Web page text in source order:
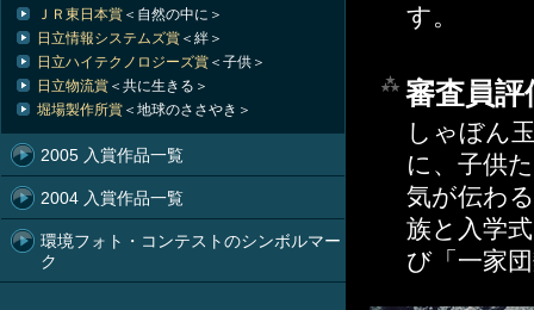
す。
審査員評
しゃぼん
に、子供
気が伝わ
族と入学
び「一家
ＪＲ東日本賞 ＜自然の中に＞
日立情報システムズ賞 ＜絆＞
日立ハイテクノロジーズ賞 ＜子供＞
日立物流賞 ＜共に生きる＞
堀場製作所賞 ＜地球のささやき＞
2005 入賞作品一覧
2004 入賞作品一覧
環境フォト・コンテストのシンボルマー
ク